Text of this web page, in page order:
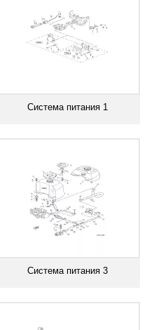
Система питания 1
Система питания 3